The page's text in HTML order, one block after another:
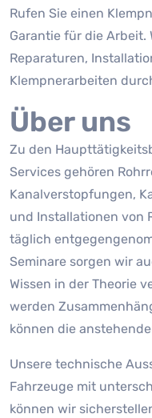
Rufen Sie einen
Garantie für die
Reparaturen,
Klempnerarbeiten
Über uns
Zu den
Services gehören
Kanalverstopfungen,
und Installationen von
täglich
Seminare sorgen wir
Wissen in der Theorie
werden
können die
Unsere technische
Fahrzeuge mit
können wir